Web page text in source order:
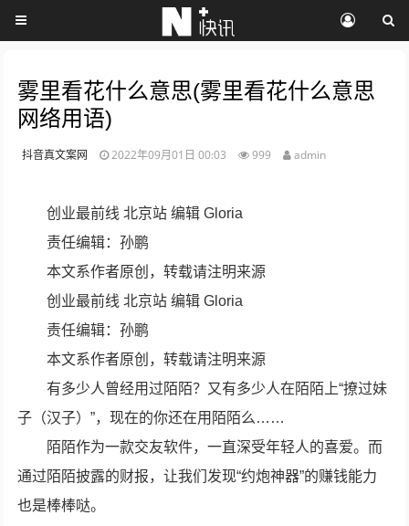
雾里看花什么意思(雾里看花什么意思
网络用语)
抖音真文案网 2022年09月01日 00:03 999 admin
创业最前线 北京站 编辑 Gloria
责任编辑：孙鹏
本文系作者原创，转载请注明来源
创业最前线 北京站 编辑 Gloria
责任编辑：孙鹏
本文系作者原创，转载请注明来源
有多少人曾经用过陌陌？又有多少人在陌陌上“撩过妹
子（汉子）”，现在的你还在用陌陌么……
陌陌作为一款交友软件，一直深受年轻人的喜爱。而
通过陌陌披露的财报，让我们发现“约炮神器”的赚钱能力
也是棒棒哒。